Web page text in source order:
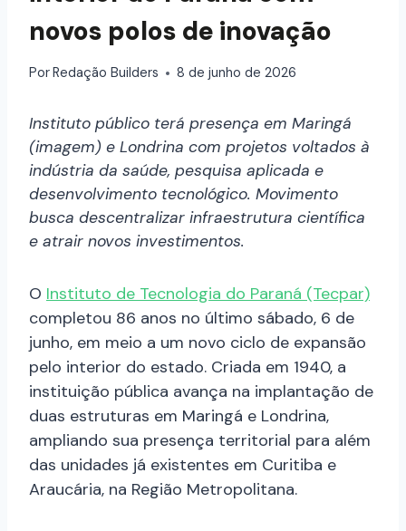
novos polos de inovação
Por Redação Builders 8 de junho de 2026
Instituto público terá presença em Maringá
(imagem) e Londrina com projetos voltados à
indústria da saúde, pesquisa aplicada e
desenvolvimento tecnológico. Movimento
busca descentralizar infraestrutura científica
e atrair novos investimentos.
O Instituto de Tecnologia do Paraná (Tecpar)
completou 86 anos no último sábado, 6 de
junho, em meio a um novo ciclo de expansão
pelo interior do estado. Criada em 1940, a
instituição pública avança na implantação de
duas estruturas em Maringá e Londrina,
ampliando sua presença territorial para além
das unidades já existentes em Curitiba e
Araucária, na Região Metropolitana.